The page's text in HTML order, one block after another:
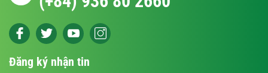
Đăng ký nhận tin